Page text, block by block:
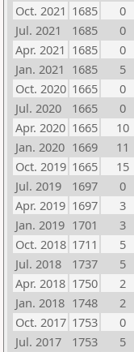
Oct. 2021 1685 0
Jul. 2021
1685 0
Apr. 2021 1685 0
Jan. 2021 1685 5
Oct. 2020 1665 0
Jul. 2020
1665 0
Apr. 2020 1665 10
Jan. 2020 1669 11
Oct. 2019 1665 15
Jul. 2019
1697 0
Apr. 2019 1697 3
Jan. 2019 1701 3
Oct. 2018 1711 5
Jul. 2018
1737 5
Apr. 2018 1750 2
Jan. 2018 1748 2
Oct. 2017 1753 0
Jul. 2017
1753 5